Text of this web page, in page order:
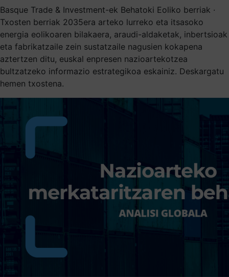
Basque Trade & Investment-ek Behatoki Eoliko berriak ·
Txosten berriak 2035era arteko lurreko eta itsasoko
energia eolikoaren bilakaera, araudi-aldaketak, inbertsioak
eta fabrikatzaile zein sustatzaile nagusien kokapena
aztertzen ditu, euskal enpresen nazioartekotzea
bultzatzeko informazio estrategikoa eskainiz. Deskargatu
hemen txostena.